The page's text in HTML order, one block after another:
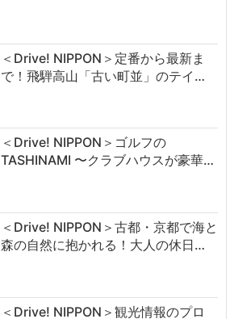
＜Drive! NIPPON＞定番から最新ま
で！飛騨高山「古い町並」のテイ…
＜Drive! NIPPON＞ゴルフの
TASHINAMI 〜クラブハウスが豪華…
＜Drive! NIPPON＞古都・京都で海と
森の自然に抱かれる！大人の休日…
＜Drive! NIPPON＞観光情報のプロ